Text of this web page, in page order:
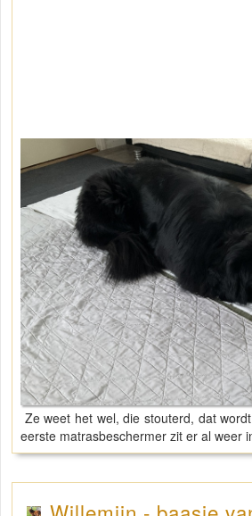
Ze weet het wel, die stouterd, dat
eerste matrasbeschermer zit er al weer